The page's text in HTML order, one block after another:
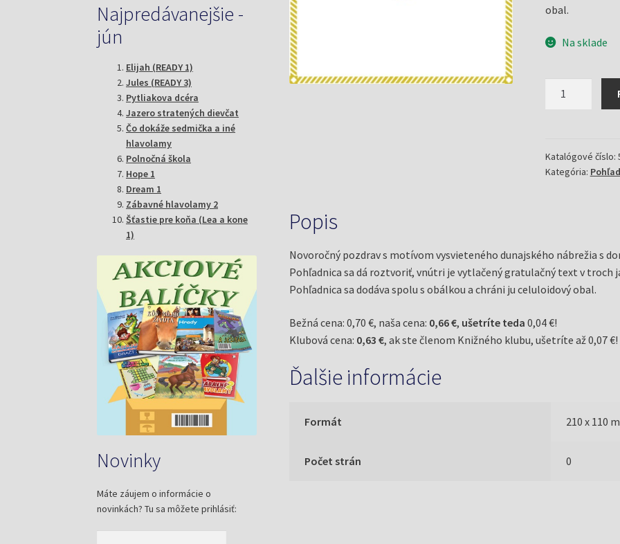
obal.
Na sklade
Féliciter
(Motív
Katalógové číslo:
Kategória:
Popis
Novoročný pozdrav s motívom vysvieteného dunajského nábrežia s
Pohľadnica sa dá roztvoriť, vnútri je vytlačený gratulačný text v troch
Pohľadnica sa dodáva spolu s obálkou a chráni ju celuloidový obal.
Bežná cena: 0,70 €, naša cena: 0,66 €, ušetríte teda 0,04 €!
Klubová cena: 0,63 €, ak ste členom Knižného klubu, ušetríte až 0,07 €!
Ďalšie informácie
Formát 210 x 110
Počet strán 0
Najpredávanejšie -
jún
Elijah (READY 1)
Jules (READY 3)
Pytliakova dcéra
Jazero stratených dievčat
Čo dokáže sedmička a iné
hlavolamy
Polnočná škola
Hope 1
Dream 1
Zábavné hlavolamy 2
Šťastie pre koňa (Lea a kone
1)
Novinky
Máte záujem o informácie o
novinkách? Tu sa môžete prihlásiť: